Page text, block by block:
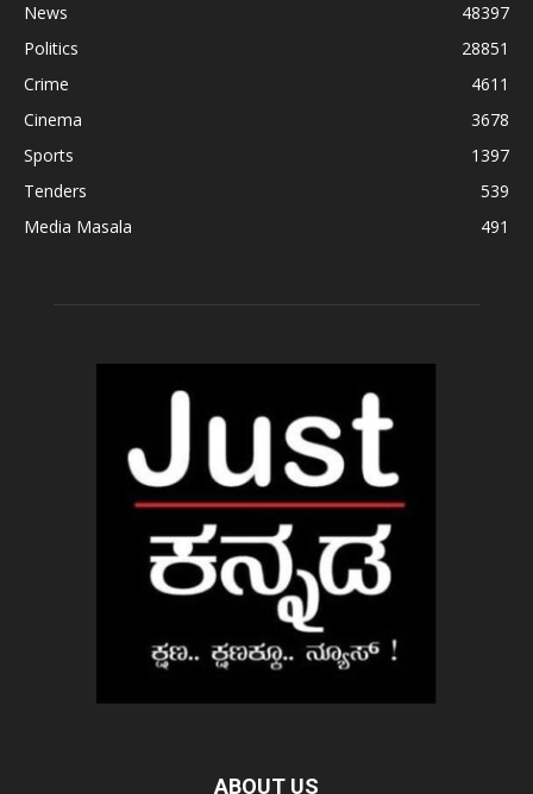
News
48397
Politics
28851
Crime
4611
Cinema
3678
Sports
1397
Tenders
539
Media Masala
491
ABOUT US